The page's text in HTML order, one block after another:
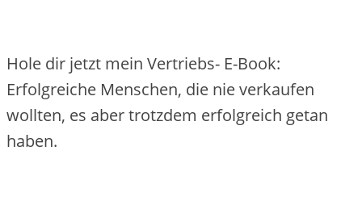
Hole dir jetzt mein Vertriebs- E-Book:
Erfolgreiche Menschen, die nie verkaufen
wollten, es aber trotzdem erfolgreich getan
haben.